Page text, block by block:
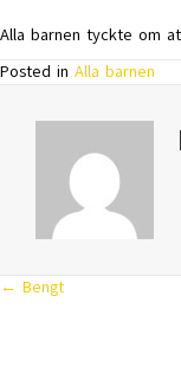
Alla barnen tyckte om
Posted in Alla barnen
Posts
← Bengt